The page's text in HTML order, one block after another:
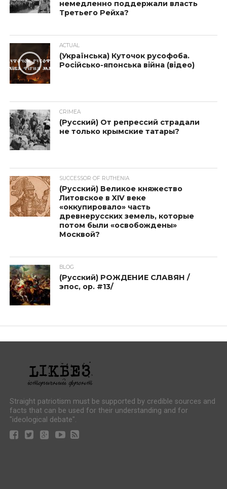
немедленно поддержали власть
Третьего Рейха?
ACTUAL
(Українська) Куточок русофоба.
Російсько-японська війна (відео)
CRIMEA
(Русский) От репрессий страдали
не только крымские татары?
SUCCESSOR OF RUTHENIA
(Русский) Великое княжество
Литовское в XIV веке
«оккупировало» часть
древнерусских земель, которые
потом были «освобождены»
Москвой?
BLOG
(Русский) РОЖДЕНИЕ СЛАВЯН /
эпос, op. #13/
Straight patriotism must be supported by credible sources and
facts that can be used for their understanding and for
"ideological debate".